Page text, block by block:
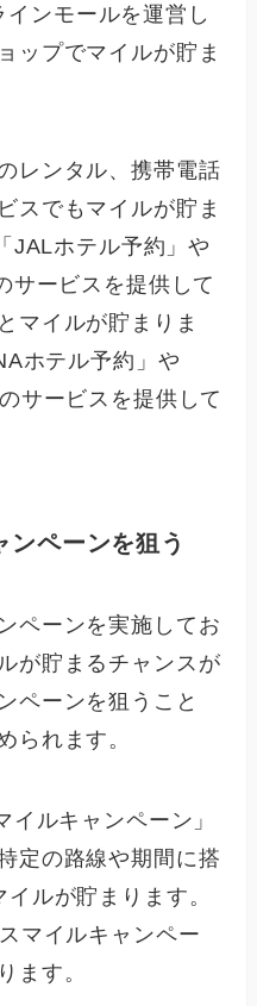
ンモールを運営し
ップでマイルが貯ま
レンタル、携帯電話
スでもマイルが貯ま
JALホテル予約」や
サービスを提供して
マイルが貯まりま
ホテル予約」や
サービスを提供して
ンペーンを狙う
ペーンを実施してお
が貯まるチャンスが
ペーンを狙うこと
られます。
ルキャンペーン」
定の路線や期間に搭
ルが貯まります。
マイルキャンペー
ます。